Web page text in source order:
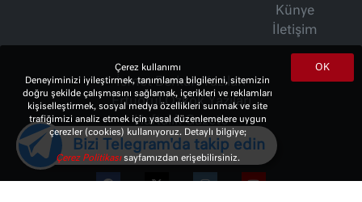
Künye
İletişim
İsmet Berkan Yazıları
Ertuğrul Özkök Yazıları
Haftalık Gazete
OK
Çerez kullanımı
Deneyiminizi iyileştirmek, tanımlama bilgilerini, sitemizin
doğru şekilde çalışmasını sağlamak, içerikleri ve reklamları
kişiselleştirmek, sosyal medya özellikleri sunmak ve site
trafiğimizi analiz etmek için yasal düzenlemelere uygun
çerezler (cookies) kullanıyoruz. Detaylı bilgiye;
Çerez Politikasısayfamızdan erişebilirsiniz.
Bizi Telegram'da takip edin